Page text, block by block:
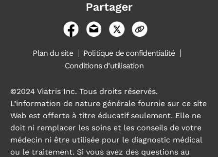
Partager
Plan du site
Politique de confidentialité
Conditions d’utilisation
©2024 Viatris Inc. Tous droits réservés.
L’information de nature générale fournie sur ce site
Web est offerte à titre éducatif seulement. Elle ne
doit ni remplacer les soins et les conseils de votre
médecin ni être utilisée pour le diagnostic médical
ou le traitement. Si vous avez des questions au